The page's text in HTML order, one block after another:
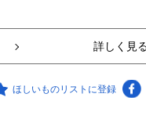
詳しく見
ほしいものリストに登録